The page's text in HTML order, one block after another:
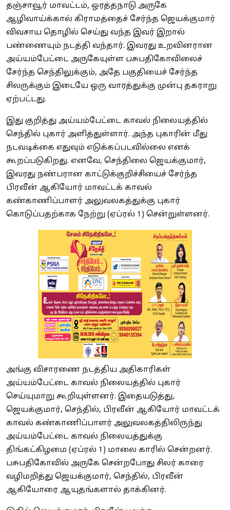
தஞ்சாவூர் மாவட்டம், ஒரத்தநாடு அருகே
ஆழிவாய்க்கால் கிராமத்தைச் சேர்ந்த ஜெயக்குமார்
விவசாய தொழில் செய்து வந்த இவர் இறால்
பண்ணையும் நடத்தி வந்தார். இவரது உறவினரான
அய்யம்பேட்டை அருகேயுள்ள பசுபதிகோவிலைச்
சேர்ந்த செந்திலுக்கும், அதே பகுதியைச் சேர்ந்த
சிலருக்கும் இடையே ஒரு வாரத்துக்கு முன்பு தகராறு
ஏற்பட்டது.
இது குறித்து அய்யம்பேட்டை காவல் நிலையத்தில்
செந்தில் புகார் அளித்துள்ளார். அந்த புகாரின் மீது
நடவடிக்கை எதுவும் எடுக்கப்படவில்லை எனக்
கூறப்படுகிறது. எனவே, செந்திலை ஜெயக்குமார்,
இவரது நண்பரான காட்டுக்குறிச்சியைச் சேர்ந்த
பிரவீன் ஆகியோர் மாவட்டக் காவல்
கண்காணிப்பாளர் அலுவலகத்துக்கு புகார்
கொடுப்பதற்காக நேற்று (ஏப்ரல் 1) சென்றுள்ளனர்.
அங்கு விசாரணை நடத்திய அதிகாரிகள்
அய்யம்பேட்டை காவல் நிலையத்தில் புகார்
செய்யுமாறு கூறியுள்ளனர். இதையடுத்து,
ஜெயக்குமார், செந்தில், பிரவீன் ஆகியோர் மாவட்டக்
காவல் கண்காணிப்பாளர் அலுவலகத்திலிருந்து
அய்யம்பேட்டை காவல் நிலையத்துக்கு
திங்கட்கிழமை (ஏப்ரல் 1) மாலை காரில் சென்றனர்.
பசுபதிகோவில் அருகே சென்றபோது சிலர் காரை
வழிமறித்து ஜெயக்குமார், செந்தில், பிரவீன்
ஆகியோரை ஆயுதங்களால் தாக்கினர்.